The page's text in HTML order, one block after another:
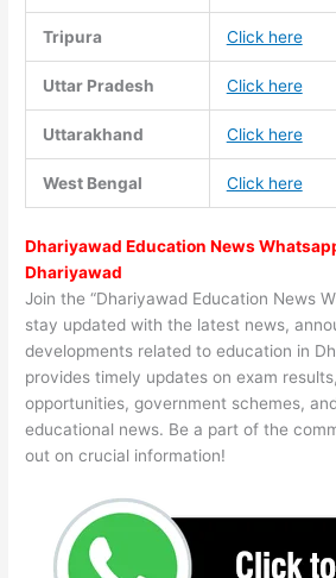
Tripura Click here
Uttar Pradesh Click here
Uttarakhand Click here
West Bengal Click here
Dhariyawad Education News
Dhariyawad
Join the “Dhariyawad Education News
stay updated with the latest news,
developments related to education in
provides timely updates on exam
opportunities, government schemes,
educational news. Be a part of the
out on crucial information!